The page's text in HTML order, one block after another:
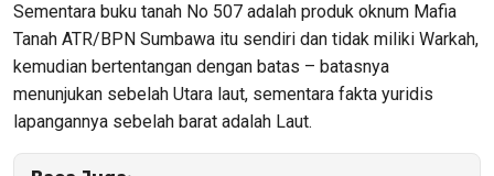
Sementara buku tanah No 507 adalah produk oknum Mafia
Tanah ATR/BPN Sumbawa itu sendiri dan tidak miliki Warkah,
kemudian bertentangan dengan batas – batasnya
menunjukan sebelah Utara laut, sementara fakta yuridis
lapangannya sebelah barat adalah Laut.